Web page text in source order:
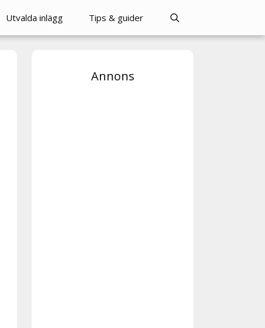
Utvalda inlägg Tips & guider
Annons